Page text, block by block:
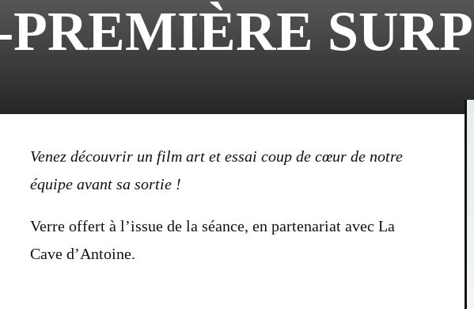
PREMIÈRE
Venez découvrir un film art et essai coup de cœur de notre
équipe avant sa sortie !
Verre offert à l’issue de la séance, en partenariat avec La
Cave d’Antoine.